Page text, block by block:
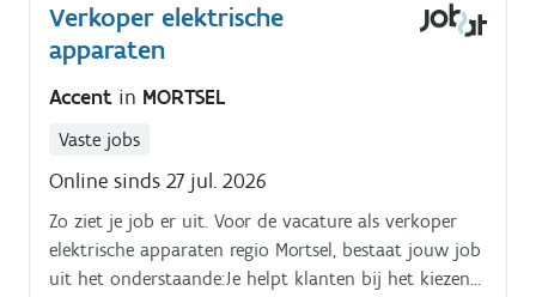
Verkoper elektrische
apparaten
Accent in MORTSEL
Vaste jobs
Online sinds 27 jul. 2026
Zo ziet je job er uit. Voor de vacature als verkoper
elektrische apparaten regio Mortsel, bestaat jouw job
uit het onderstaande:Je helpt klanten bij het kiezen